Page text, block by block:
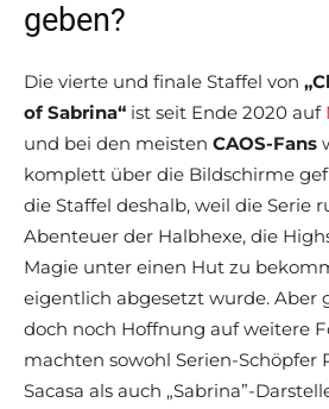
geben?
Die vierte und finale Staffel von
of Sabrina“ ist seit Ende 2020 auf
und bei den meisten CAOS-Fans
komplett über die Bildschirme
die Staffel deshalb, weil die Serie
Abenteuer der Halbhexe, die
Magie unter einen Hut zu
eigentlich abgesetzt wurde. Aber
doch noch Hoffnung auf weitere
machten sowohl Serien-Schöpfer
Sacasa als auch „Sabrina”-